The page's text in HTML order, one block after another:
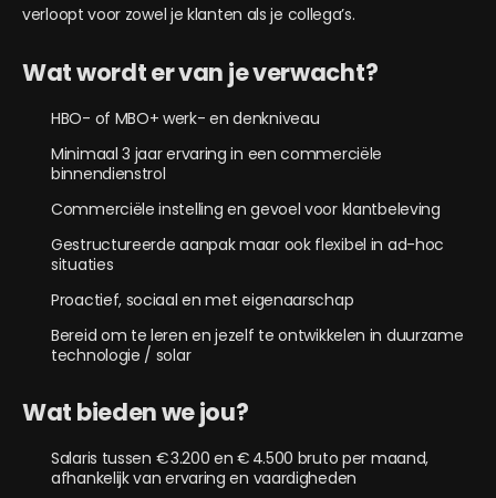
verloopt voor zowel je klanten als je collega’s.
Wat wordt er van je verwacht?
HBO- of MBO+ werk- en denkniveau
Minimaal 3 jaar ervaring in een commerciële
binnendienstrol
Commerciële instelling en gevoel voor klantbeleving
Gestructureerde aanpak maar ook flexibel in ad-hoc
situaties
Proactief, sociaal en met eigenaarschap
Bereid om te leren en jezelf te ontwikkelen in duurzame
technologie / solar
Wat bieden we jou?
Salaris tussen € 3.200 en € 4.500 bruto per maand,
afhankelijk van ervaring en vaardigheden